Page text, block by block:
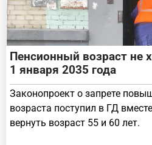
Пенсионный возраст не
1 января 2035 года
Законопроект о запрете
возраста поступил в ГД
вернуть возраст 55 и 60 лет.